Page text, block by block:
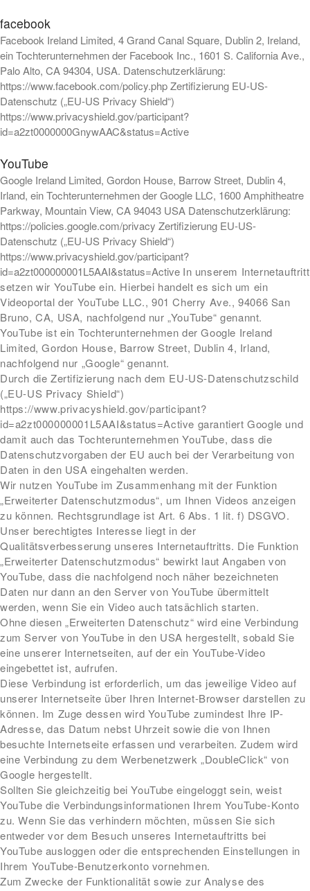
facebook
Facebook Ireland Limited, 4 Grand Canal Square, Dublin 2, Ireland,
ein Tochterunternehmen der Facebook Inc., 1601 S. California Ave.,
Palo Alto, CA 94304, USA. Datenschutzerklärung:
https://www.facebook.com/policy.php Zertifizierung EU-US-
Datenschutz („EU-US Privacy Shield“)
https://www.privacyshield.gov/participant?
id=a2zt0000000GnywAAC&status=Active
YouTube
Google Ireland Limited, Gordon House, Barrow Street, Dublin 4,
Irland, ein Tochterunternehmen der Google LLC, 1600 Amphitheatre
Parkway, Mountain View, CA 94043 USA Datenschutzerklärung:
https://policies.google.com/privacy Zertifizierung EU-US-
Datenschutz („EU-US Privacy Shield“)
https://www.privacyshield.gov/participant?
id=a2zt000000001L5AAI&status=Active In unserem Internetauftritt
setzen wir YouTube ein. Hierbei handelt es sich um ein
Videoportal der YouTube LLC., 901 Cherry Ave., 94066 San
Bruno, CA, USA, nachfolgend nur „YouTube“ genannt.
YouTube ist ein Tochterunternehmen der Google Ireland
Limited, Gordon House, Barrow Street, Dublin 4, Irland,
nachfolgend nur „Google“ genannt.
Durch die Zertifizierung nach dem EU-US-Datenschutzschild
(„EU-US Privacy Shield“)
https://www.privacyshield.gov/participant?
id=a2zt000000001L5AAI&status=Active garantiert Google und
damit auch das Tochterunternehmen YouTube, dass die
Datenschutzvorgaben der EU auch bei der Verarbeitung von
Daten in den USA eingehalten werden.
Wir nutzen YouTube im Zusammenhang mit der Funktion
„Erweiterter Datenschutzmodus“, um Ihnen Videos anzeigen
zu können. Rechtsgrundlage ist Art. 6 Abs. 1 lit. f) DSGVO.
Unser berechtigtes Interesse liegt in der
Qualitätsverbesserung unseres Internetauftritts. Die Funktion
„Erweiterter Datenschutzmodus“ bewirkt laut Angaben von
YouTube, dass die nachfolgend noch näher bezeichneten
Daten nur dann an den Server von YouTube übermittelt
werden, wenn Sie ein Video auch tatsächlich starten.
Ohne diesen „Erweiterten Datenschutz“ wird eine Verbindung
zum Server von YouTube in den USA hergestellt, sobald Sie
eine unserer Internetseiten, auf der ein YouTube-Video
eingebettet ist, aufrufen.
Diese Verbindung ist erforderlich, um das jeweilige Video auf
unserer Internetseite über Ihren Internet-Browser darstellen zu
können. Im Zuge dessen wird YouTube zumindest Ihre IP-
Adresse, das Datum nebst Uhrzeit sowie die von Ihnen
besuchte Internetseite erfassen und verarbeiten. Zudem wird
eine Verbindung zu dem Werbenetzwerk „DoubleClick“ von
Google hergestellt.
Sollten Sie gleichzeitig bei YouTube eingeloggt sein, weist
YouTube die Verbindungsinformationen Ihrem YouTube-Konto
zu. Wenn Sie das verhindern möchten, müssen Sie sich
entweder vor dem Besuch unseres Internetauftritts bei
YouTube ausloggen oder die entsprechenden Einstellungen in
Ihrem YouTube-Benutzerkonto vornehmen.
Zum Zwecke der Funktionalität sowie zur Analyse des